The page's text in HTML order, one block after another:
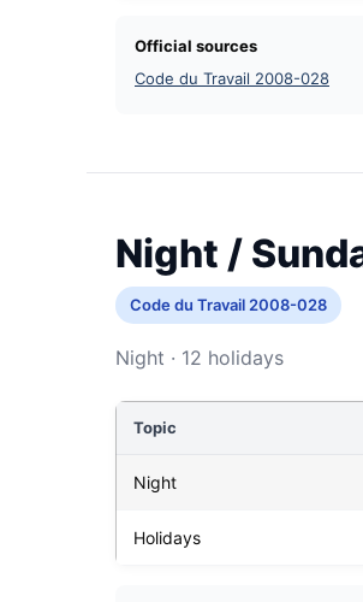
Official sources
Code du Travail 2008-028
Night /
Code du Travail 2008-028
Night · 12 holidays
Topic
Night
Holidays